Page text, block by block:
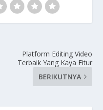
Platform Editing Video
Terbaik Yang Kaya Fitur
BERIKUTNYA